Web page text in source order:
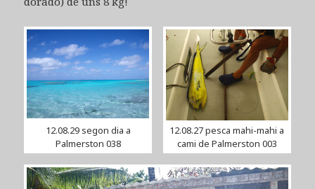
12.08.29 segon dia a
Palmerston 038
12.08.27 pesca mahi-mahi a
cami de Palmerston 003